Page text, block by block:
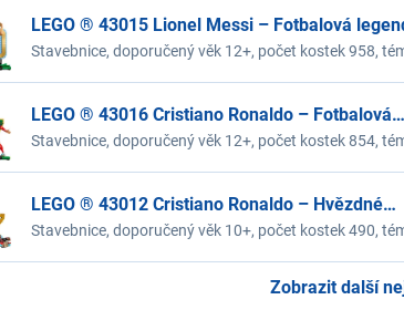
LEGO ® 43015 Lionel Messi – Fotbalová
Stavebnice, doporučený věk 12+, počet kostek 958,
LEGO ® 43016 Cristiano Ronaldo – Fotbalová
legenda
Stavebnice, doporučený věk 12+, počet kostek 854,
LEGO ® 43012 Cristiano Ronaldo – Hvězdné
momenty fotbalu
Stavebnice, doporučený věk 10+, počet kostek 490,
Zobrazit další